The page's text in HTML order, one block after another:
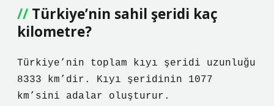
Türkiye’nin sahil şeridi kaç
kilometre?
Türkiye’nin toplam kıyı şeridi uzunluğu
8333 km’dir. Kıyı şeridinin 1077
km’sini adalar oluşturur.